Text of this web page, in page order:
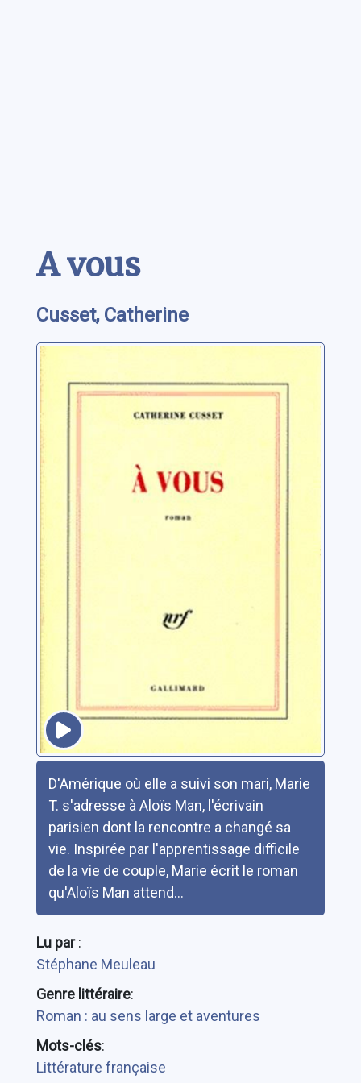
A vous
Cusset, Catherine
D'Amérique où elle a suivi son mari, Marie
T. s'adresse à Aloïs Man, l'écrivain
parisien dont la rencontre a changé sa
vie. Inspirée par l'apprentissage difficile
de la vie de couple, Marie écrit le roman
qu'Aloïs Man attend...
Lu par:
Stéphane Meuleau
Genre littéraire:
Roman : au sens large et aventures
Mots-clés:
Littérature française